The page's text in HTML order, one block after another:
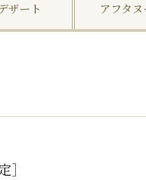
ザート アフタ
］